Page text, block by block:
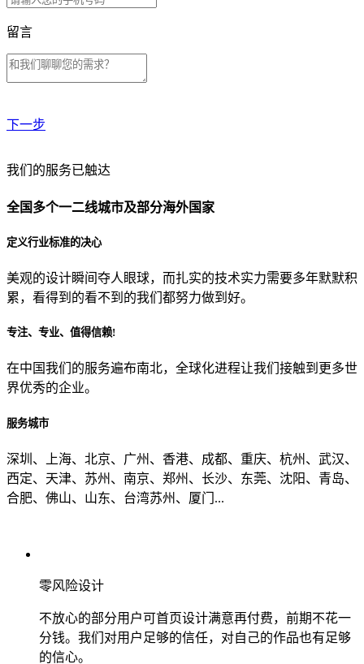
留言
下一步
贵公司预算范围是？
贵公司的团队规模是？
目前主要的营销渠道是？
我们的服务已触达
全国多个一二线城市及部分海外国家
定义行业标准的决心
美观的设计瞬间夺人眼球，而扎实的技术实力需要多年默默积
累，看得到的看不到的我们都努力做到好。
专注、专业、值得信赖!
在中国我们的服务遍布南北，全球化进程让我们接触到更多世
界优秀的企业。
服务城市
深圳、上海、北京、广州、香港、成都、重庆、杭州、武汉、
西定、天津、苏州、南京、郑州、长沙、东莞、沈阳、青岛、
合肥、佛山、山东、台湾苏州、厦门...
零风险设计
不放心的部分用户可首页设计满意再付费，前期不花一
分钱。我们对用户足够的信任，对自己的作品也有足够
的信心。